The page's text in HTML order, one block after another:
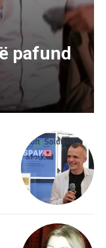
pafund